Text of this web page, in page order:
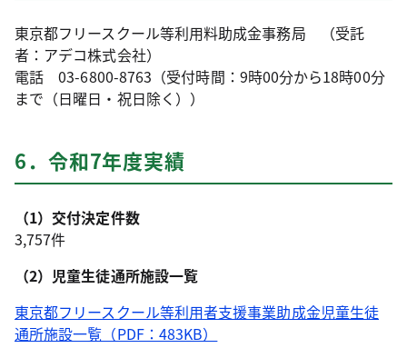
東京都フリースクール等利用料助成金事務局 （受託
者：アデコ株式会社）
電話 03-6800-8763（受付時間：9時00分から18時00分
まで（日曜日・祝日除く））
6．令和7年度実績
（1）交付決定件数
3,757件
（2）児童生徒通所施設一覧
東京都フリースクール等利用者支援事業助成金児童生徒
通所施設一覧（PDF：483KB）